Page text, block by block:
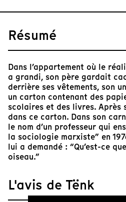
Résumé
Dans l’appartement où le
a grandi, son père gardait
derrière ses vêtements, son
un carton contenant des
scolaires et des livres. Après
dans ce carton. Dans son
le nom d’un professeur qui
la sociologie marxiste” en
lui a demandé : “Qu’est-ce
oiseau.”
L'avis de Tënk